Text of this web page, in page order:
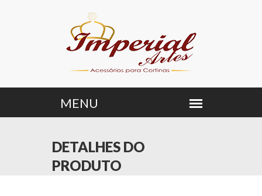
DETALHES DO
PRODUTO